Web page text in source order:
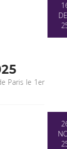
Paris le 1er